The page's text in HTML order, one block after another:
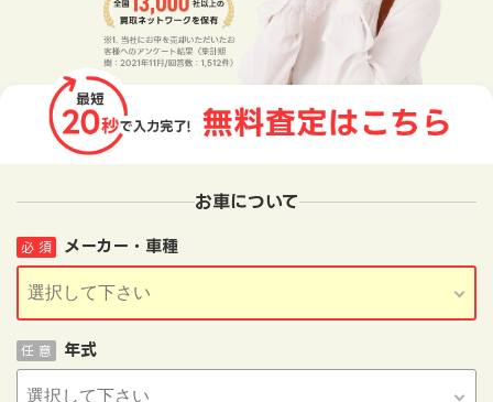
お車について
メーカー・車種
必 須
年式
任 意